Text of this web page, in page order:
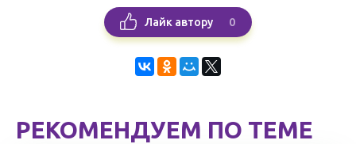
Лайк автору 0
РЕКОМЕНДУЕМ ПО ТЕМЕ